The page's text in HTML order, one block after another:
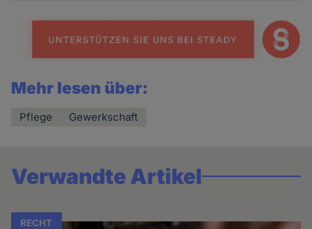
Mehr lesen über:
Pflege Gewerkschaft
Verwandte Artikel
RECHT